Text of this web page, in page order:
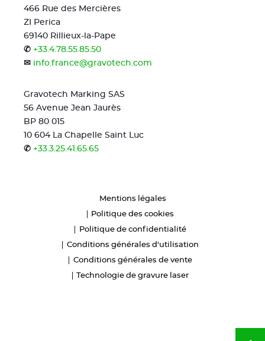
466 Rue des Mercières
ZI Perica
69140 Rillieux-la-Pape
✆ +33.4.78.55.85.50
✉ info.france@gravotech.com
Gravotech Marking SAS
56 Avenue Jean Jaurès
BP 80 015
10 604 La Chapelle Saint Luc
✆ +33.3.25.41.65.65
Mentions légales
Politique des cookies
Politique de confidentialité
Conditions générales d'utilisation
Conditions générales de vente
Technologie de gravure laser